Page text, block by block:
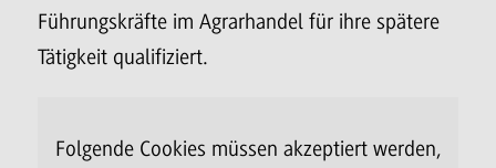
Führungskräfte im Agrarhandel für ihre spätere
Tätigkeit qualifiziert.
Folgende Cookies müssen akzeptiert werden,